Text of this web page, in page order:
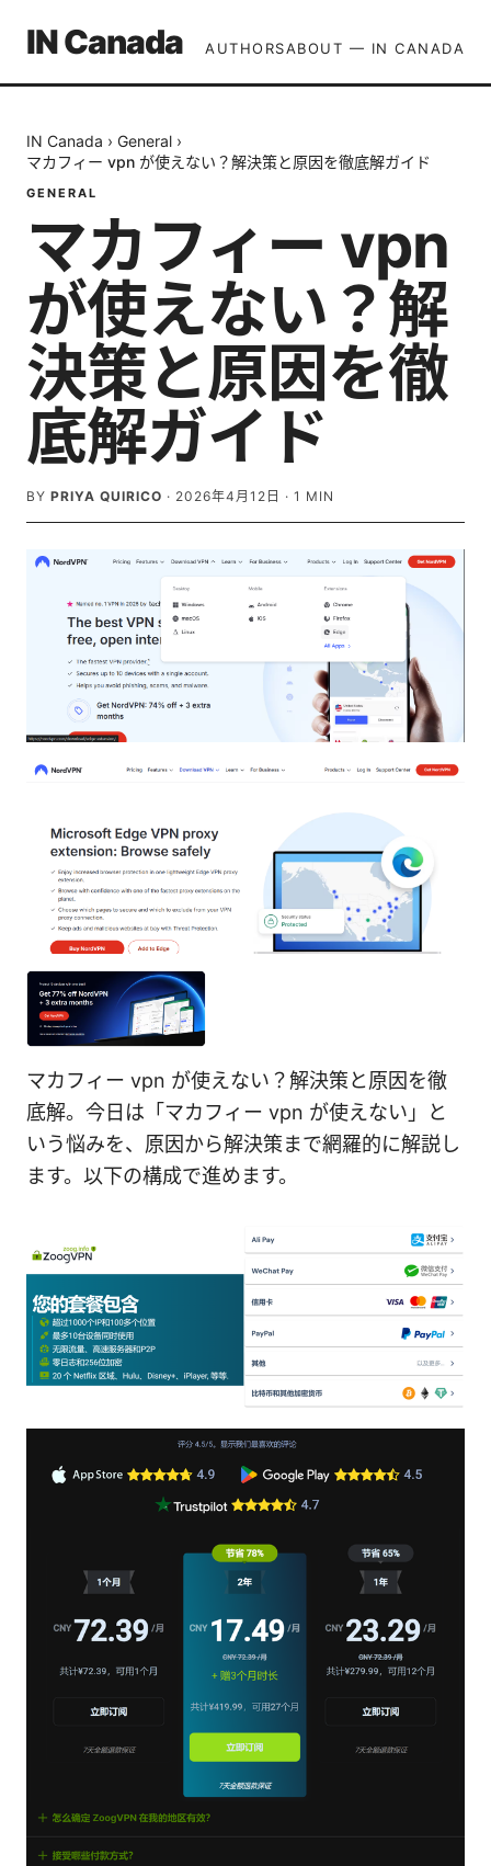
IN Canada AUTHORSABOUT — IN CANADA
IN Canada › General ›
マカフィー vpn が使えない？解決策と原因を徹底解ガイド
GENERAL
マカフィー vpn
が使えない？解
決策と原因を徹
底解ガイド
BY PRIYA QUIRICO · 2026年4月12日 · 1 MIN
マカフィー vpn が使えない？解決策と原因を徹
底解。今日は「マカフィー vpn が使えない」と
いう悩みを、原因から解決策まで網羅的に解説し
ます。以下の構成で進めます。